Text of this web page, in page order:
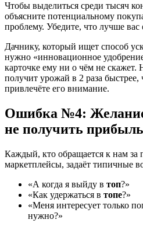
Чтобы выделиться среди тысяч
объясните потенциальному
проблему. Убедите, что лучше вас
Дачнику, который ищет способ
нужно «инновационное
карточке ему ни о чём не
получит урожай в 2 раза быстрее,
привлечёте его внимание.
Ошибка №4:
не получить прибыль
Каждый, кто обращается к нам
маркетплейсы, задаёт типичные
«А когда я выйду в топ?»
«Как удержаться в топе?»
«Меня интересует только
нужно?»